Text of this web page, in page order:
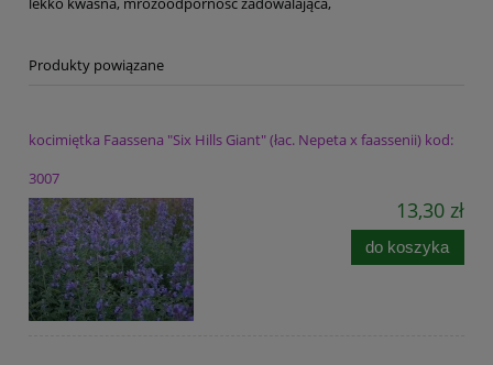
Produkty powiązane
kocimiętka Faassena "Six Hills Giant" (łac. Nepeta x faassenii) kod:
3007
13,30 zł
do koszyka